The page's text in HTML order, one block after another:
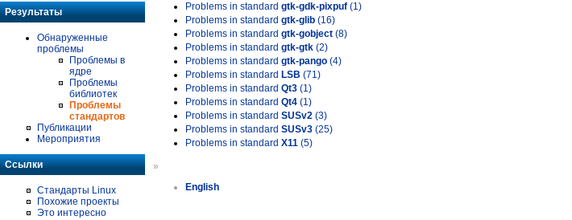
Результаты
Обнаруженные
проблемы
Проблемы в
ядре
Проблемы
библиотек
Проблемы
стандартов
Публикации
Мероприятия
Ссылки
Стандарты Linux
Похожие проекты
Это интересно
Problems in standard gtk-gdk-pixpuf (1)
Problems in standard gtk-glib (16)
Problems in standard gtk-gobject (8)
Problems in standard gtk-gtk (2)
Problems in standard gtk-pango (4)
Problems in standard LSB (71)
Problems in standard Qt3 (1)
Problems in standard Qt4 (1)
Problems in standard SUSv2 (3)
Problems in standard SUSv3 (25)
Problems in standard X11 (5)
»
English